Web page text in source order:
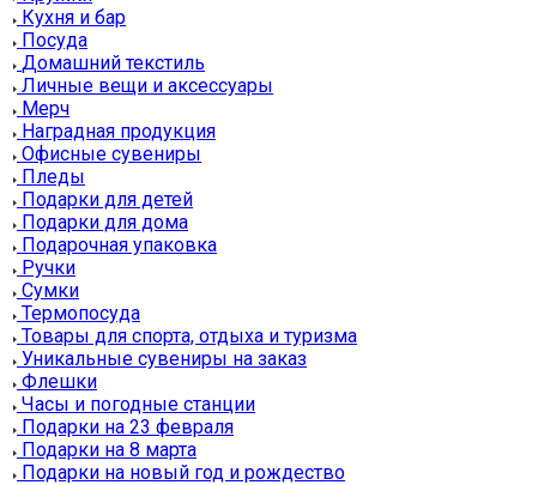
Кухня и бар
Посуда
Домашний текстиль
Личные вещи и аксессуары
Мерч
Наградная продукция
Офисные сувениры
Пледы
Подарки для детей
Подарки для дома
Подарочная упаковка
Ручки
Сумки
Термопосуда
Товары для спорта, отдыха и туризма
Уникальные сувениры на заказ
Флешки
Часы и погодные станции
Подарки на 23 февраля
Подарки на 8 марта
Подарки на новый год и рождество